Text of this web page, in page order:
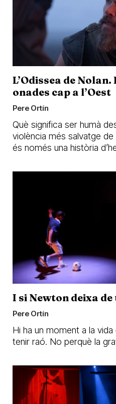
L’Odissea de
onades cap a l’Oest
Pere Ortín
Què significa ser humà
violència més salvatge de
és només una història
I si Newton deixa
Pere Ortín
Hi ha un moment a la
tenir raó. No perquè la